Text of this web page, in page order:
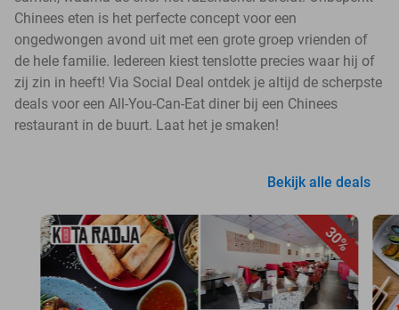
Chinees eten is het perfecte concept voor een
ongedwongen avond uit met een grote groep vrienden of
de hele familie. Iedereen kiest tenslotte precies waar hij of
zij zin in heeft! Via Social Deal ontdek je altijd de scherpste
deals voor een All-You-Can-Eat diner bij een Chinees
restaurant in de buurt. Laat het je smaken!
Bekijk alle deals
30%